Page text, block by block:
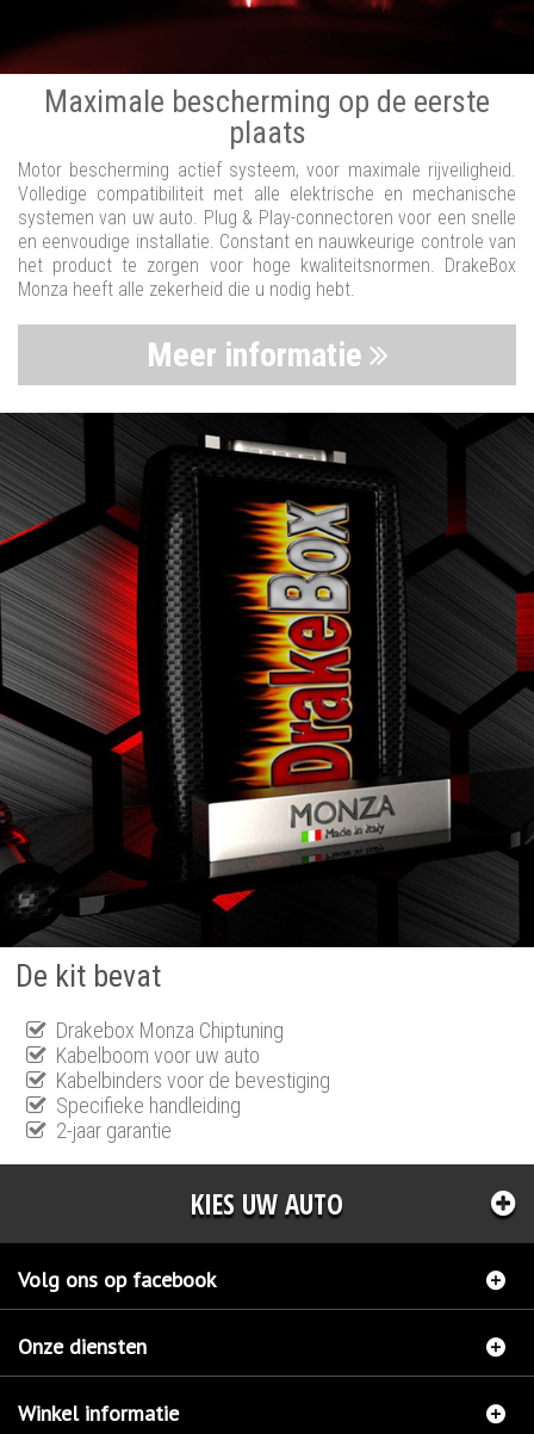
Maximale bescherming op de eerste
plaats
Motor bescherming actief systeem, voor maximale rijveiligheid.
Volledige compatibiliteit met alle elektrische en mechanische
systemen van uw auto. Plug & Play-connectoren voor een snelle
en eenvoudige installatie. Constant en nauwkeurige controle van
het product te zorgen voor hoge kwaliteitsnormen. DrakeBox
Monza heeft alle zekerheid die u nodig hebt.
Meer informatie
De kit bevat
Drakebox Monza Chiptuning
Kabelboom voor uw auto
Kabelbinders voor de bevestiging
Specifieke handleiding
2-jaar garantie
KIES UW AUTO
Volg ons op facebook
Onze diensten
Winkel informatie